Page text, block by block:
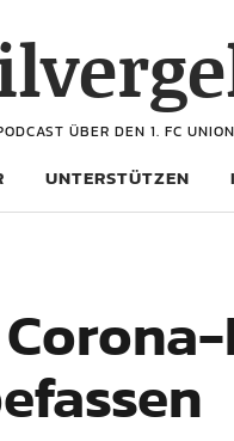
ÜBER DEN 1. FC
UNTERSTÜTZEN